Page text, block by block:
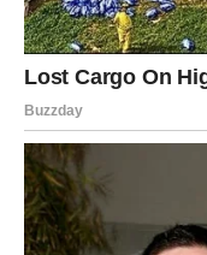
Zvijezde vam
mogla potpuno
Jedna prilika sada
Veliko
Pred vama su